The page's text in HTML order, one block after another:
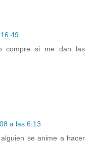
compre si me dan las
a las 6:13
se anime a hacer